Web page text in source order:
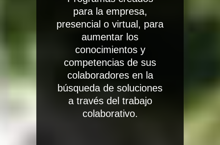
para la empresa,
presencial o virtual, para
aumentar los
conocimientos y
competencias de sus
colaboradores en la
búsqueda de soluciones
a través del trabajo
colaborativo.